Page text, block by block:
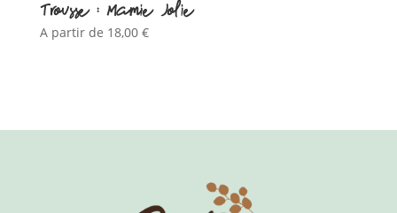
Trousse : Mamie Jolie
A partir de 18,00 €